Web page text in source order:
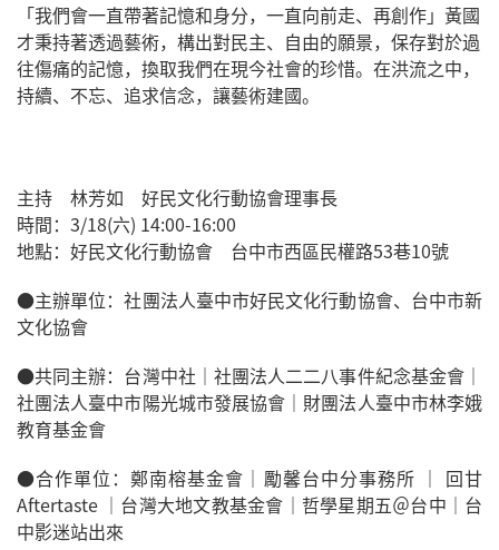
「我們會一直帶著記憶和身分，一直向前走、再創作」黃國
才秉持著透過藝術，構出對民主、自由的願景，保存對於過
往傷痛的記憶，換取我們在現今社會的珍惜。在洪流之中，
持續、不忘、追求信念，讓藝術建國。
主持 林芳如 好民文化行動協會理事長
時間：3/18(六) 14:00-16:00
地點：好民文化行動協會 台中市西區民權路53巷10號
●主辦單位：社團法人臺中市好民文化行動協會、台中市新
文化協會
●共同主辦：台灣中社｜社團法人二二八事件紀念基金會｜
社團法人臺中市陽光城市發展協會｜財團法人臺中市林李娥
教育基金會
●合作單位：鄭南榕基金會｜勵馨台中分事務所 ｜ 回甘
Aftertaste ｜台灣大地文教基金會｜哲學星期五＠台中｜台
中影迷站出來